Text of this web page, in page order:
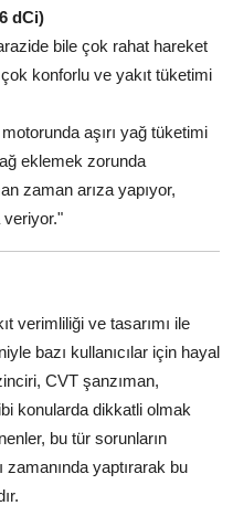
dCi)
bile çok rahat hareket
konforlu ve yakıt tüketimi
aşırı yağ tüketimi
eklemek zorunda
zaman arıza yapıyor,
veriyor."
verimliliği ve tasarımı ile
bazı kullanıcılar için hayal
CVT şanzıman,
konularda dikkatli olmak
bu tür sorunların
zamanında yaptırarak bu